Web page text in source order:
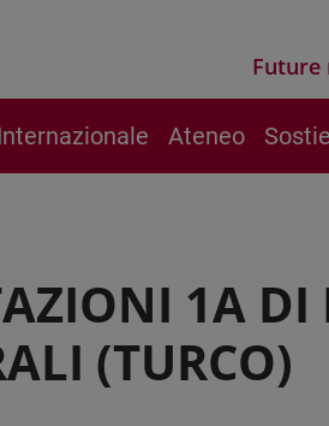
Future
Ateneo
1A
(TURCO)